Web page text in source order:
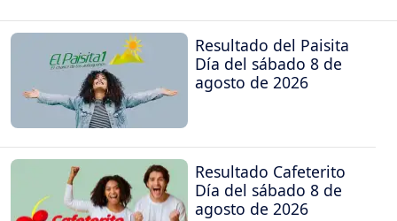
Resultado del Paisita
Día del sábado 8 de
agosto de 2026
Resultado Cafeterito
Día del sábado 8 de
agosto de 2026